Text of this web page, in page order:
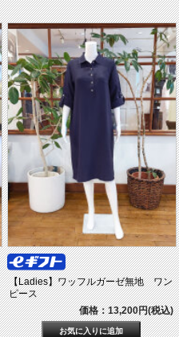
【Ladies】ワッフルガーゼ無地 ワン
ピース
価格：13,200円(税込)